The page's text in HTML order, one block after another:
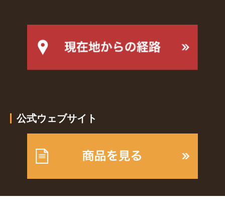
公式ウェブサイト